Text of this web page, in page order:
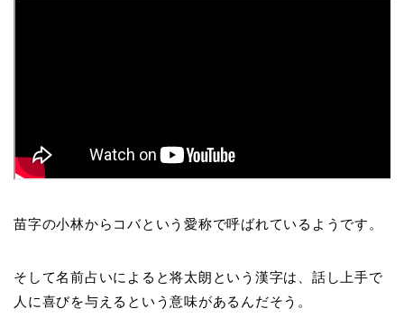
苗字の小林からコバという愛称で呼ばれているようです。
そして名前占いによると将太朗という漢字は、話し上手で
人に喜びを与えるという意味があるんだそう。